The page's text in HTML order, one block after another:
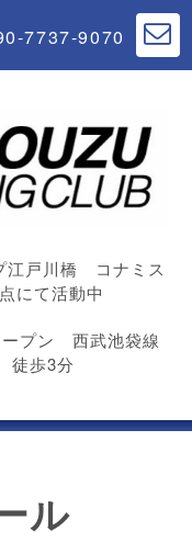
7737-9070
江戸川橋 コナミス
にて活動中
プン 西武池袋線
徒歩3分
ル